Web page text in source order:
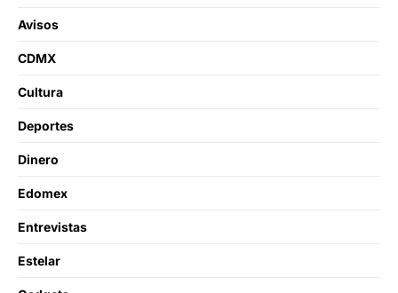
Avisos
CDMX
Cultura
Deportes
Dinero
Edomex
Entrevistas
Estelar